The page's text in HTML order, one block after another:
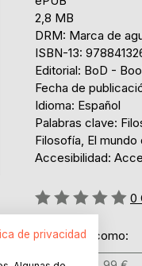
2,8 MB
DRM: Marca de
ISBN-13:
Editorial: BoD -
Fecha de
Idioma: Español
Palabras clave:
Filosofía, El
Accesibilidad:
Rating:
0%
0
disponible como:
de privacidad